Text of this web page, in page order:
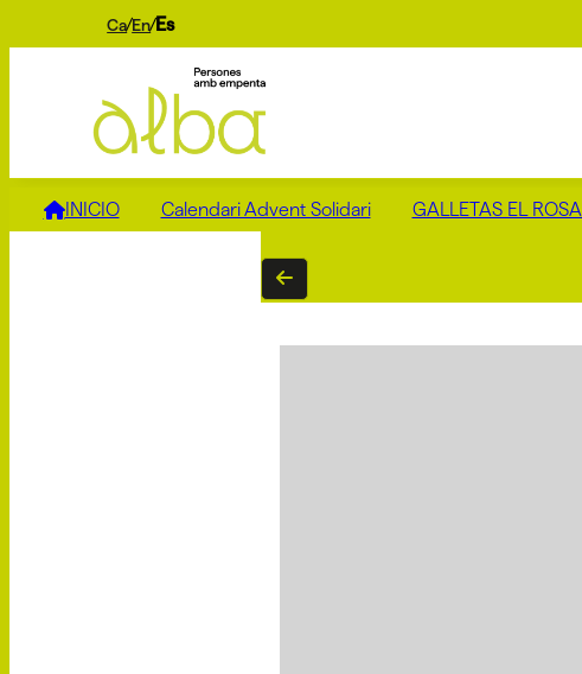
Ca En Es
INICIO Calendari Advent Solidari GALLETAS EL ROSAL